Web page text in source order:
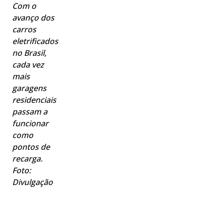
Com o
avanço dos
carros
eletrificados
no Brasil,
cada vez
mais
garagens
residenciais
passam a
funcionar
como
pontos de
recarga.
Foto:
Divulgação